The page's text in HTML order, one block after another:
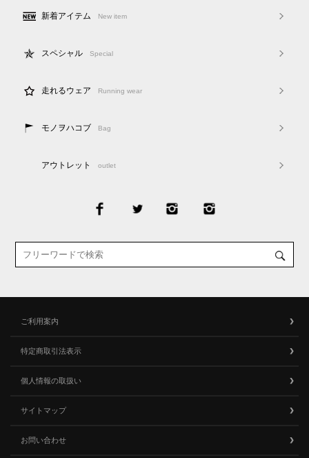
新着アイテム New item
スペシャル Special
走れるウェア Running wear
モノヲハコブ Bag
アウトレット outlet
ご利用案内
特定商取引法表示
個人情報の取扱い
サイトマップ
お問い合わせ